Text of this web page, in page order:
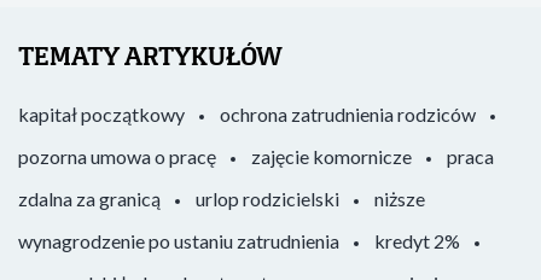
TEMATY ARTYKUŁÓW
kapitał początkowy
ochrona zatrudnienia rodziców
pozorna umowa o pracę
zajęcie komornicze
praca
zdalna za granicą
urlop rodzicielski
niższe
wynagrodzenie po ustaniu zatrudnienia
kredyt 2%